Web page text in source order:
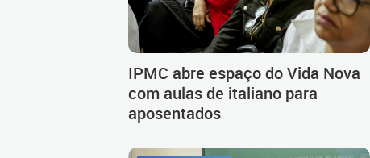
IPMC abre espaço do Vida Nova
com aulas de italiano para
aposentados